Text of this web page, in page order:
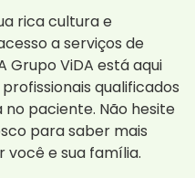
rica cultura e
a serviços de
Grupo ViDA está aqui
qualificados
paciente. Não hesite
para saber mais
você e sua família.